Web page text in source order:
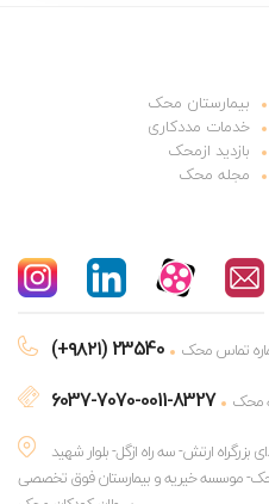
بیمارستان محک
خدمات مددکاری
بازدید ازمحک
مجله محک
(+۹۸۲۱) 23540 تماس محک
6037-7070-0011-8327
محک
بزرگراه ارتش- سه راه ازگل- بلوار شهید
محک- موسسه خیریه و بیمارستان فوق تخصصی